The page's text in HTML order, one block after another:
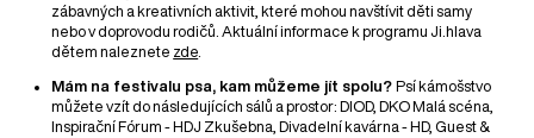
zábavných a kreativních aktivit, které mohou navštívit děti samy
nebo v doprovodu rodičů. Aktuální informace k programu Ji.hlava
dětem naleznete zde
Mám na festivalu psa, kam můžeme jít spolu? Psí kámošstvo
můžete vzít do následujících sálů a prostor: DIOD, DKO Malá scéna,
Inspirační Fórum - HDJ Zkušebna, Divadelní kavárna - HD, Guest &